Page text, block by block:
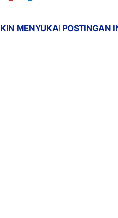
MENYUKAI POSTINGAN